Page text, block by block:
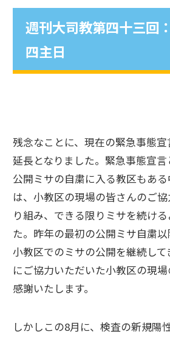
週刊大司教第四十三回
四主日
残念なことに、現在の緊急事態
延長となりました。緊急事態宣
公開ミサの自粛に入る教区もあ
は、小教区の現場の皆さんのご
り組み、できる限りミサを続け
た。昨年の最初の公開ミサ自粛
小教区でのミサの公開を継続し
にご協力いただいた小教区の現
感謝いたします。
しかしこの8月に、検査の新規陽